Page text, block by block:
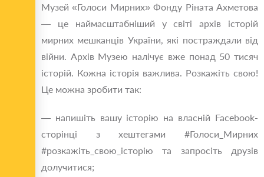
Музей «Голоси Мирних» Фонду Ріната Ахметова
— це наймасштабніший у світі архів історій
мирних мешканців України, які постраждали від
війни. Архів Музею налічує вже понад 50 тисяч
історій. Кожна історія важлива. Розкажіть свою!
Це можна зробити так:
— напишіть вашу історію на власній Facebook-
сторінці з хештегами #Голоси_Мирних
#розкажіть_свою_історію та запросіть друзів
долучитися;